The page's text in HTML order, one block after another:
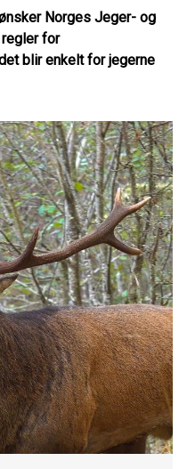
Norges Jeger- og
for
blir enkelt for jegerne